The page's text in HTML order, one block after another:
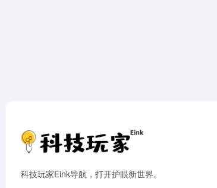
科技玩家Eink导航，打开护眼新世界。